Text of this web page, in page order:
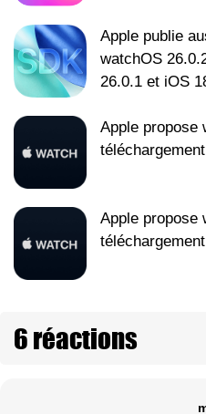
Apple publie
watchOS
26.0.1 et iOS
Apple propose
téléchargement
Apple propose
6 réactions